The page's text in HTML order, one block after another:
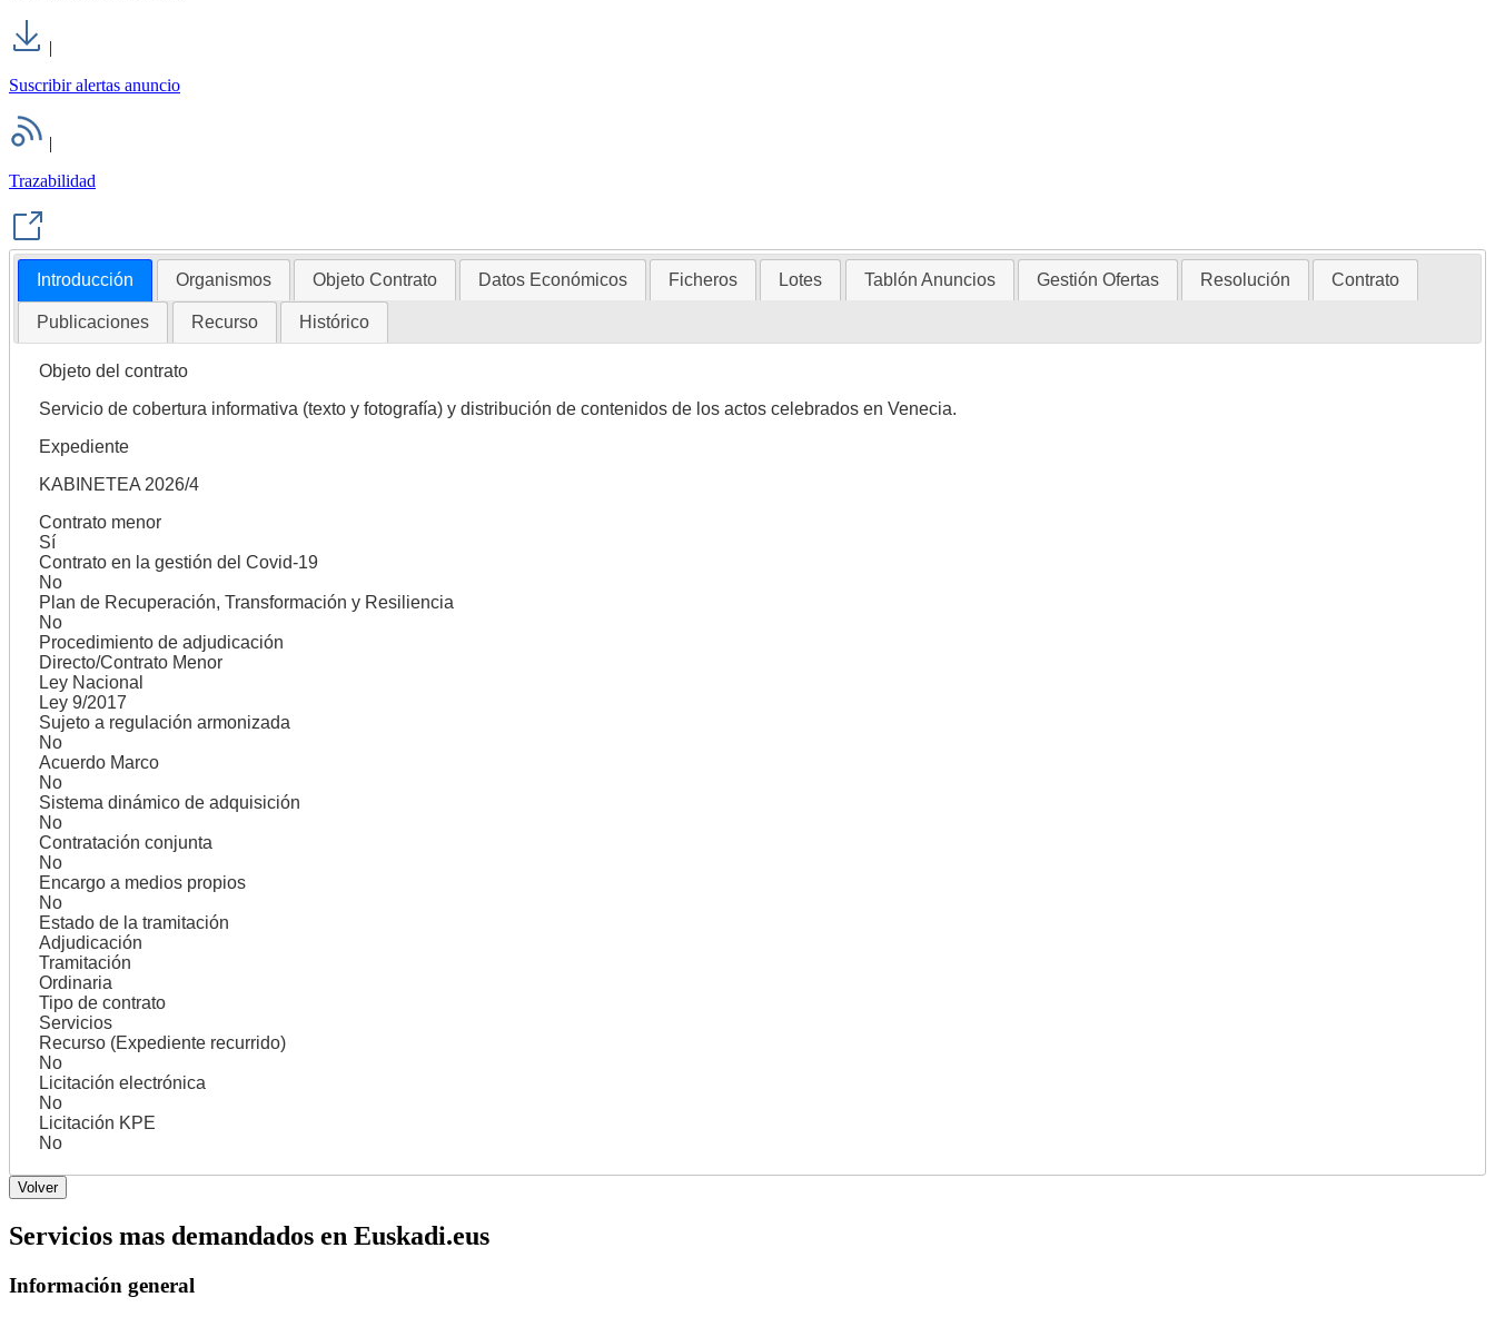
|
Suscribir alertas anuncio
|
Trazabilidad
Introducción Organismos Objeto Contrato Datos Económicos Ficheros Lotes Tablón Anuncios Gestión Ofertas Resolución Contrato
Publicaciones Recurso Histórico
Objeto del contrato
Servicio de cobertura informativa (texto y fotografía) y distribución de contenidos de los actos celebrados en Venecia.
Expediente
KABINETEA 2026/4
Contrato menor
Sí
Contrato en la gestión del Covid-19
No
Plan de Recuperación, Transformación y Resiliencia
No
Procedimiento de adjudicación
Directo/Contrato Menor
Ley Nacional
Ley 9/2017
Sujeto a regulación armonizada
No
Acuerdo Marco
No
Sistema dinámico de adquisición
No
Contratación conjunta
No
Encargo a medios propios
No
Estado de la tramitación
Adjudicación
Tramitación
Ordinaria
Tipo de contrato
Servicios
Recurso (Expediente recurrido)
No
Licitación electrónica
No
Licitación KPE
No
Servicios mas demandados en Euskadi.eus
Información general